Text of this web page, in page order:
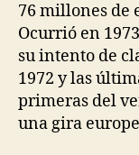
76 millones de
Ocurrió en
su intento de
1972 y las
primeras del
una gira